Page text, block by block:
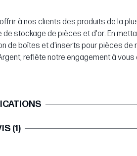
à nos clients des produits de la
stockage de pièces et d'or. En
de boîtes et d'inserts pour pièces de
reflète notre engagement à
(1)